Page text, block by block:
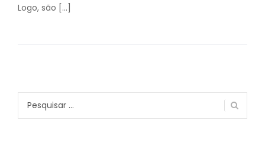
Logo, são […]